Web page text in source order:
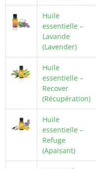
Huile
essentielle –
Lavande
(Lavender)
Huile
essentielle –
Recover
(Récupération)
Huile
essentielle –
Refuge
(Apaisant)